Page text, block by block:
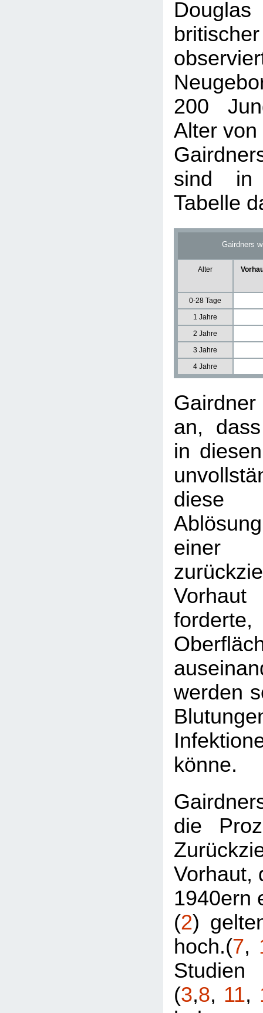
200
Alter
sind in
Tabelle
Gairdners
Alter
0-28 Tage
1 Jahre
2 Jahre
3 Jahre
4 Jahre
an,
in
diese
werden
könne.
die
Vorhaut,
1940ern
(2)
hoch.(7,
Studien
(3,8, 11,